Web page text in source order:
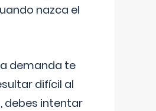
nazca el
demanda te
difícil al
debes intentar